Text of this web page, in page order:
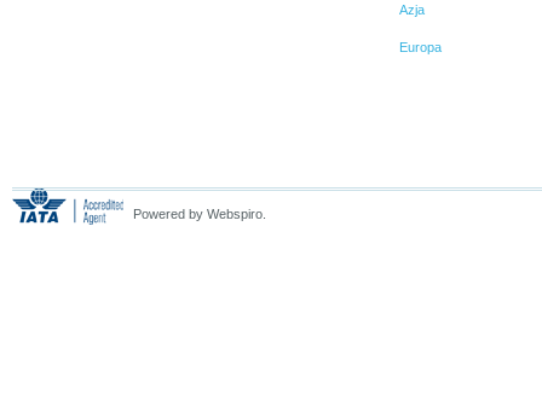
Azja
Europa
Powered by Webspiro.